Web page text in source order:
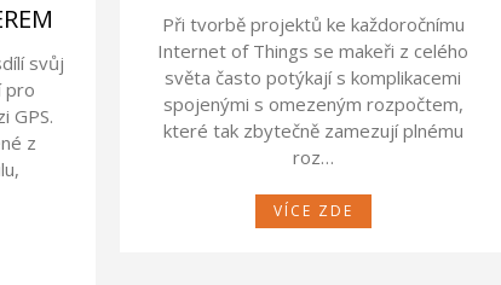
svůj
pro
GPS.
z
Při tvorbě projektů ke každoročnímu
Internet of Things se makeři z celého
světa často potýkají s komplikacemi
spojenými s omezeným rozpočtem,
které tak zbytečně zamezují plnému
roz…
VÍCE ZDE